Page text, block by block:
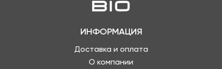
ИНФОРМАЦИЯ
Доставка и оплата
О компании